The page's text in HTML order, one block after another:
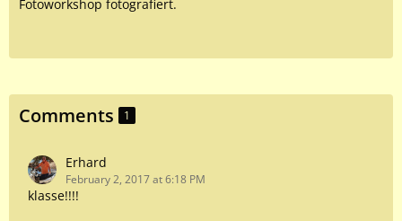
Fotoworkshop fotografiert.
Comments 1
Erhard
February 2, 2017 at 6:18 PM
klasse!!!!